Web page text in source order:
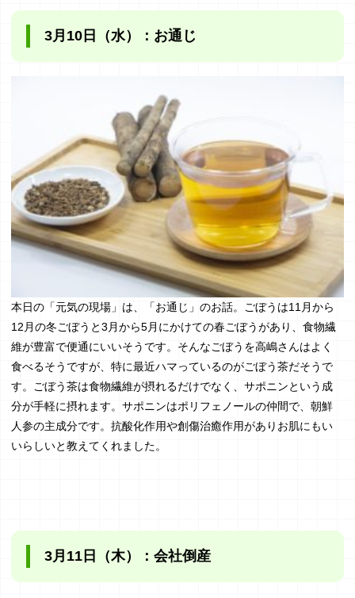
3月10日（水）：お通じ
本日の「元気の現場」は、「お通じ」のお話。ごぼうは11月から
12月の冬ごぼうと3月から5月にかけての春ごぼうがあり、食物繊
維が豊富で便通にいいそうです。そんなごぼうを高嶋さんはよく
食べるそうですが、特に最近ハマっているのがごぼう茶だそうで
す。ごぼう茶は食物繊維が摂れるだけでなく、サポニンという成
分が手軽に摂れます。サポニンはポリフェノールの仲間で、朝鮮
人参の主成分です。抗酸化作用や創傷治癒作用がありお肌にもい
いらしいと教えてくれました。
3月11日（木）：会社倒産